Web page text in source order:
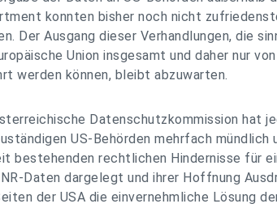
konnten bisher noch nicht
Der Ausgang dieser Verhandlungen, die
Union insgesamt und daher nur
werden können, bleibt abzuwarten.
Datenschutzkommission hat
US-Behörden mehrfach
bestehenden rechtlichen Hindernisse für
Daten dargelegt und ihrer Hoffnung
der USA die einvernehmliche Lösung